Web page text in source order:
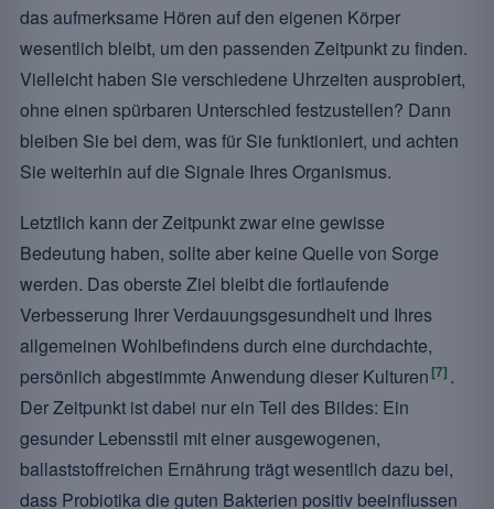
das aufmerksame Hören auf den eigenen Körper
wesentlich bleibt, um den passenden Zeitpunkt zu finden.
Vielleicht haben Sie verschiedene Uhrzeiten ausprobiert,
ohne einen spürbaren Unterschied festzustellen? Dann
bleiben Sie bei dem, was für Sie funktioniert, und achten
Sie weiterhin auf die Signale Ihres Organismus.
Letztlich kann der Zeitpunkt zwar eine gewisse
Bedeutung haben, sollte aber keine Quelle von Sorge
werden. Das oberste Ziel bleibt die fortlaufende
Verbesserung Ihrer Verdauungsgesundheit und Ihres
allgemeinen Wohlbefindens durch eine durchdachte,
persönlich abgestimmte Anwendung dieser Kulturen [7] .
Der Zeitpunkt ist dabei nur ein Teil des Bildes: Ein
gesunder Lebensstil mit einer ausgewogenen,
ballaststoffreichen Ernährung trägt wesentlich dazu bei,
dass Probiotika die guten Bakterien positiv beeinflussen